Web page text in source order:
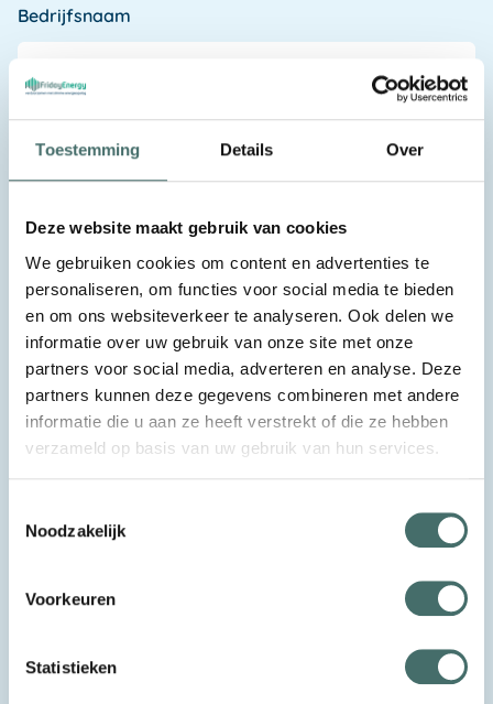
Toestemming Details Over
Deze website maakt gebruik van cookies
We gebruiken cookies om content en advertenties te
personaliseren, om functies voor social media te bieden
en om ons websiteverkeer te analyseren. Ook delen we
informatie over uw gebruik van onze site met onze
partners voor social media, adverteren en analyse. Deze
partners kunnen deze gegevens combineren met andere
informatie die u aan ze heeft verstrekt of die ze hebben
verzameld op basis van uw gebruik van hun services.
Noodzakelijk
Voorkeuren
Statistieken
Bedrijfsnaam
Bericht
Inzicht in mogelijkheden: